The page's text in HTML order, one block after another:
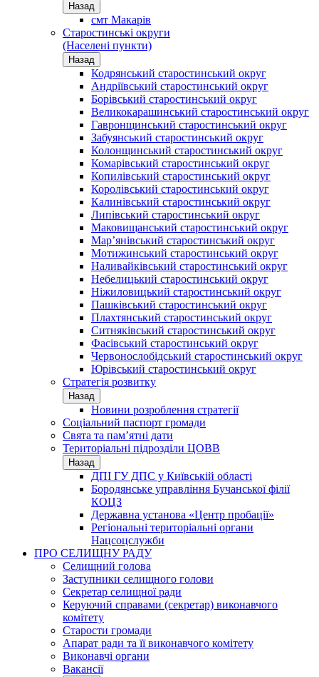
Назад
смт Макарів
Старостинські округи
(Населені пункти)
Назад
Кодрянський старостинський округ
Андріївський старостинський округ
Борівський старостинський округ
Великокарашинський старостинський округ
Гавронщинський старостинський округ
Забуянський старостинський округ
Колонщинський старостинський округ
Комарівський старостинський округ
Копилівський старостинський округ
Королівський старостинський округ
Калинівський старостинський округ
Липівський старостинський округ
Маковищанський старостинський округ
Мар’янівський старостинський округ
Мотижинський старостинський округ
Наливайківський старостинський округ
Небелицький старостинський округ
Ніжиловицький старостинський округ
Пашківський старостинський округ
Плахтянський старостинський округ
Ситняківський старостинський округ
Фасівський старостинський округ
Червонослобідський старостинський округ
Юрівський старостинський округ
Стратегія розвитку
Назад
Новини розроблення стратегії
Соціальний паспорт громади
Свята та пам’ятні дати
Територіальні підрозділи ЦОВВ
Назад
ДПІ ГУ ДПС у Київській області
Бородянське управління Бучанської філії
КОЦЗ
Державна установа «Центр пробації»
Регіональні територіальні органи
Нацсоцслужби
ПРО СЕЛИЩНУ РАДУ
Селищний голова
Заступники селищного голови
Секретар селищної ради
Керуючий справами (секретар) виконавчого
комітету
Старости громади
Апарат ради та її виконавчого комітету
Виконавчі органи
Вакансії